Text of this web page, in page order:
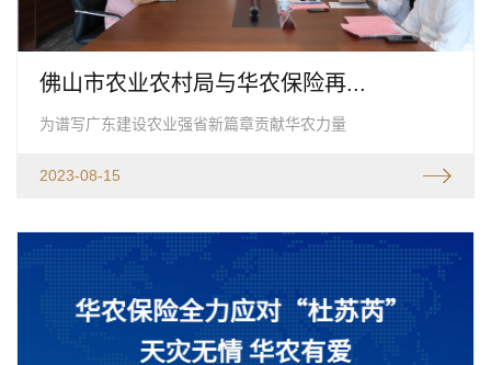
佛山市农业农村局与华农保险再...
为谱写广东建设农业强省新篇章贡献华农力量
2023-08-15